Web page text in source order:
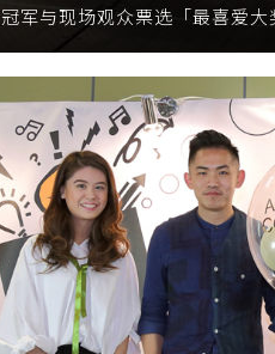
冠军与现场观众票选「最喜爱大